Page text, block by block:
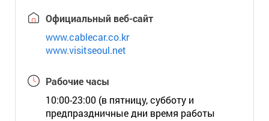
Официальный веб-сайт
www.cablecar.co.kr
www.visitseoul.net
Рабочие часы
10:00-23:00 (в пятницу, субботу и
предпраздничные дни время работы